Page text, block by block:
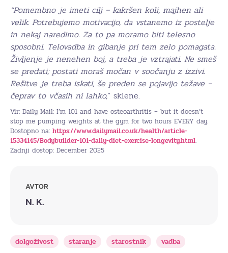
“Pomembno je imeti cilj – kakršen koli, majhen ali
velik. Potrebujemo motivacijo, da vstanemo iz postelje
in nekaj naredimo. Za to pa moramo biti telesno
sposobni. Telovadba in gibanje pri tem zelo pomagata.
Življenje je nenehen boj, a treba je vztrajati. Ne smeš
se predati; postati moraš močan v soočanju z izzivi.
Rešitve je treba iskati, še preden se pojavijo težave –
čeprav to včasih ni lahko,” sklene.
Vir: Daily Mail: I’m 101 and have osteoarthritis – but it doesn’t
stop me pumping weights at the gym for two hours EVERY day.
Dostopno na: https://www.dailymail.co.uk/health/article-
15334145/Bodybuilder-101-daily-diet-exercise-longevity.html.
Zadnji dostop: December 2025
AVTOR
N. K.
dolgoživost staranje starostnik
vadba